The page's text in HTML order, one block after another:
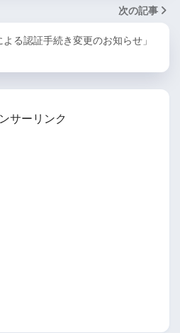
次の記事
る認証手続き変更のお知らせ」
サーリンク